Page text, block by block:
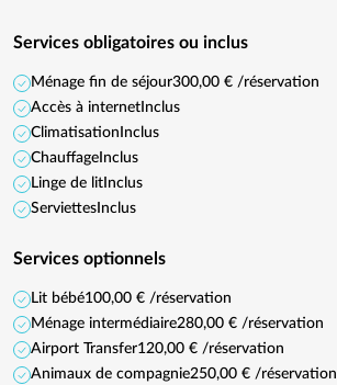
Services obligatoires ou inclus
Ménage fin de séjour300,00 € /réservation
Accès à internet Inclus
Climatisation Inclus
Chauffage Inclus
Linge de lit Inclus
Serviettes Inclus
Services optionnels
Lit bébé100,00 € /réservation
Ménage intermédiaire280,00 € /réservation
Airport Transfer120,00 € /réservation
Animaux de compagnie250,00 € /réservation